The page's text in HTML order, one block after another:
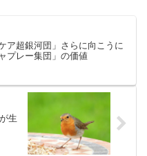
ア超銀河団」さらに向こうに
プレー集団」の価値
生